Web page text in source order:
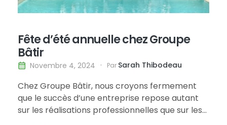
Fête d’été annuelle chez Groupe
Bâtir
Novembre 4, 2024 Par Sarah Thibodeau
Chez Groupe Bâtir, nous croyons fermement
que le succès d’une entreprise repose autant
sur les réalisations professionnelles que sur les